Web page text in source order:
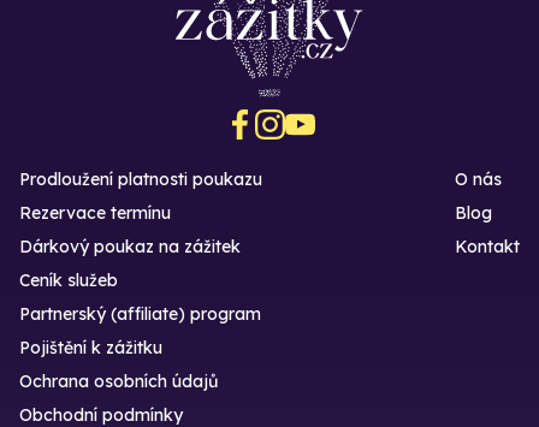
Prodloužení platnosti poukazu
Rezervace termínu
Dárkový poukaz na zážitek
O nás
Blog
Kontakt
Ceník služeb
Partnerský (affiliate) program
Pojištění k zážitku
Ochrana osobních údajů
Obchodní podmínky